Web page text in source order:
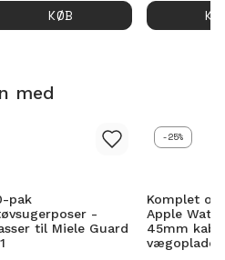
KØB
med
pak
-
til Miele Guard
-25%
Komplet
Apple
45mm
vægoplader